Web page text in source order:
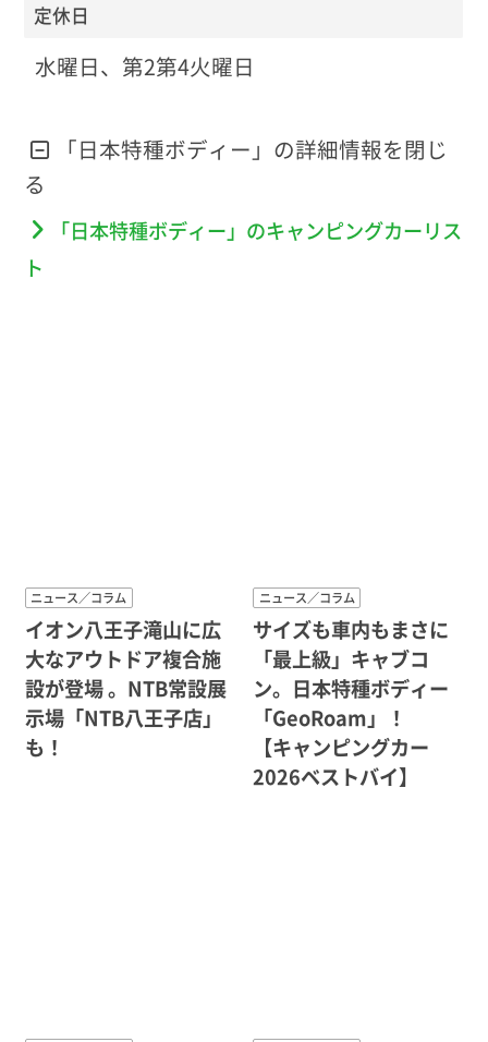
定休日
水曜日、第2第4火曜日
「日本特種ボディー」の詳細情報を
「日本特種ボディー」のキャンピングカーリス
ト
ニュース／コラム
イオン八王子滝山に広
大なアウトドア複合施
設が登場 。NTB常設展
示場「NTB八王子店」
も！
ニュース／コラム
サイズも車内もまさに
「最上級」キャブコ
ン。日本特種ボディー
「GeoRoam」！
【キャンピングカー
2026ベストバイ】